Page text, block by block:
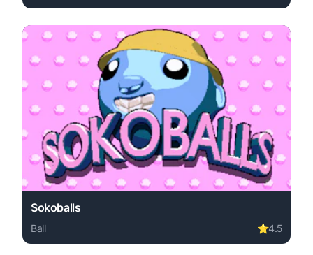
Play Cerkio online free. ball game, no download
Sokoballs
Ball ⭐4.5
Play Sokoballs online free. ball game, no download